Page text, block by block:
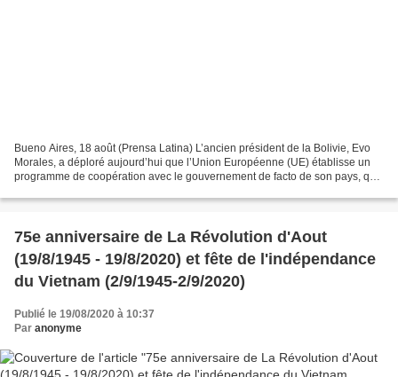
Bueno Aires, 18 août (Prensa Latina) L’ancien président de la Bolivie, Evo
Morales, a déploré aujourd’hui que l’Union Européenne (UE) établisse un
programme de coopération avec le gouvernement de facto de son pays, qu’il
75e anniversaire de La Révolution d'Aout
(19/8/1945 - 19/8/2020) et fête de l'indépendance
du Vietnam (2/9/1945-2/9/2020)
Publié le 19/08/2020 à 10:37
Par anonyme